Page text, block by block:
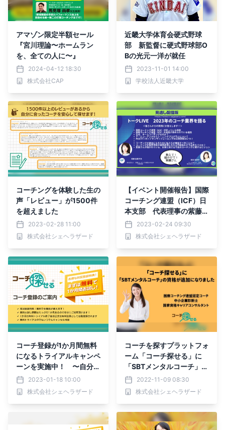
アマゾン限定半額セール
『宮川理論〜ホームラン
を、全ての人に〜』
2024-04-12 18:30
株式会社CAP
近畿大学体育会硬式野球
部 新監督に硬式野球部O
Bの光元一洋が就任
2023-11-01 14:00
学校法人近畿大学
コーチングを体験した生の
声「レビュー」が1500件
を超えました
2023-02-28 11:00
株式会社シェヘラザード
【イベント開催報告】国際
コーチング連盟（ICF）日
本支部 代表理事の紫藤
由美子氏のスペシャルトー
クLIVE＆交流会は盛況で
終了！
2023-02-24 09:30
株式会社シェヘラザード
コーチ登録が1か月間無料
になるトライアルキャンペ
ーンを実施中！ 〜自分に
合ったコーチを探せるコー
チ検索サイト「コーチ探せ
る」〜
2023-01-18 10:00
株式会社シェヘラザード
コーチを探すプラットフォ
ーム「コーチ探せる」に
「SBTメンタルコーチ」の
資格が追加になりました
2022-11-09 08:30
株式会社シェヘラザード